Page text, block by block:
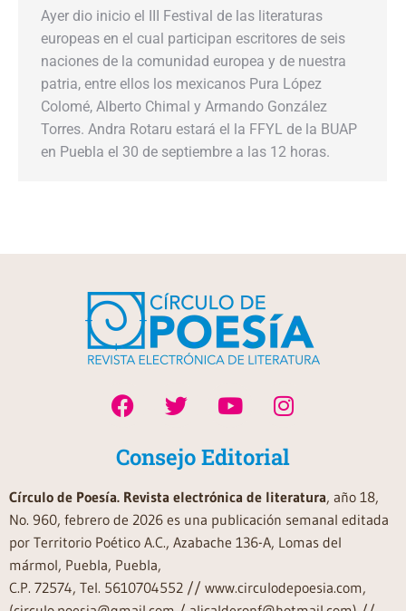
Ayer dio inicio el III Festival de las literaturas
europeas en el cual participan escritores de seis
naciones de la comunidad europea y de nuestra
patria, entre ellos los mexicanos Pura López
Colomé, Alberto Chimal y Armando González
Torres. Andra Rotaru estará el la FFYL de la BUAP
en Puebla el 30 de septiembre a las 12 horas.
Consejo Editorial
Círculo de Poesía. Revista electrónica de literatura, año 18,
No. 960, febrero de 2026 es una publicación semanal editada
por Territorio Poético A.C., Azabache 136-A, Lomas del
mármol, Puebla, Puebla,
C.P. 72574, Tel. 5610704552 // www.circulodepoesia.com,